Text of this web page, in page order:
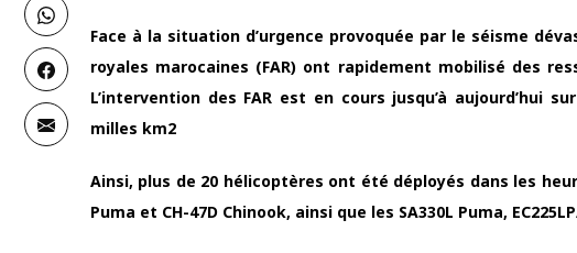
Face à la situation d’urgence provoquée par le séisme
royales marocaines (FAR) ont rapidement mobilisé des
L’intervention des FAR est en cours jusqu’à aujourd’hui
milles km2
Ainsi, plus de 20 hélicoptères ont été déployés dans les
Puma et CH-47D Chinook, ainsi que les SA330L Puma,